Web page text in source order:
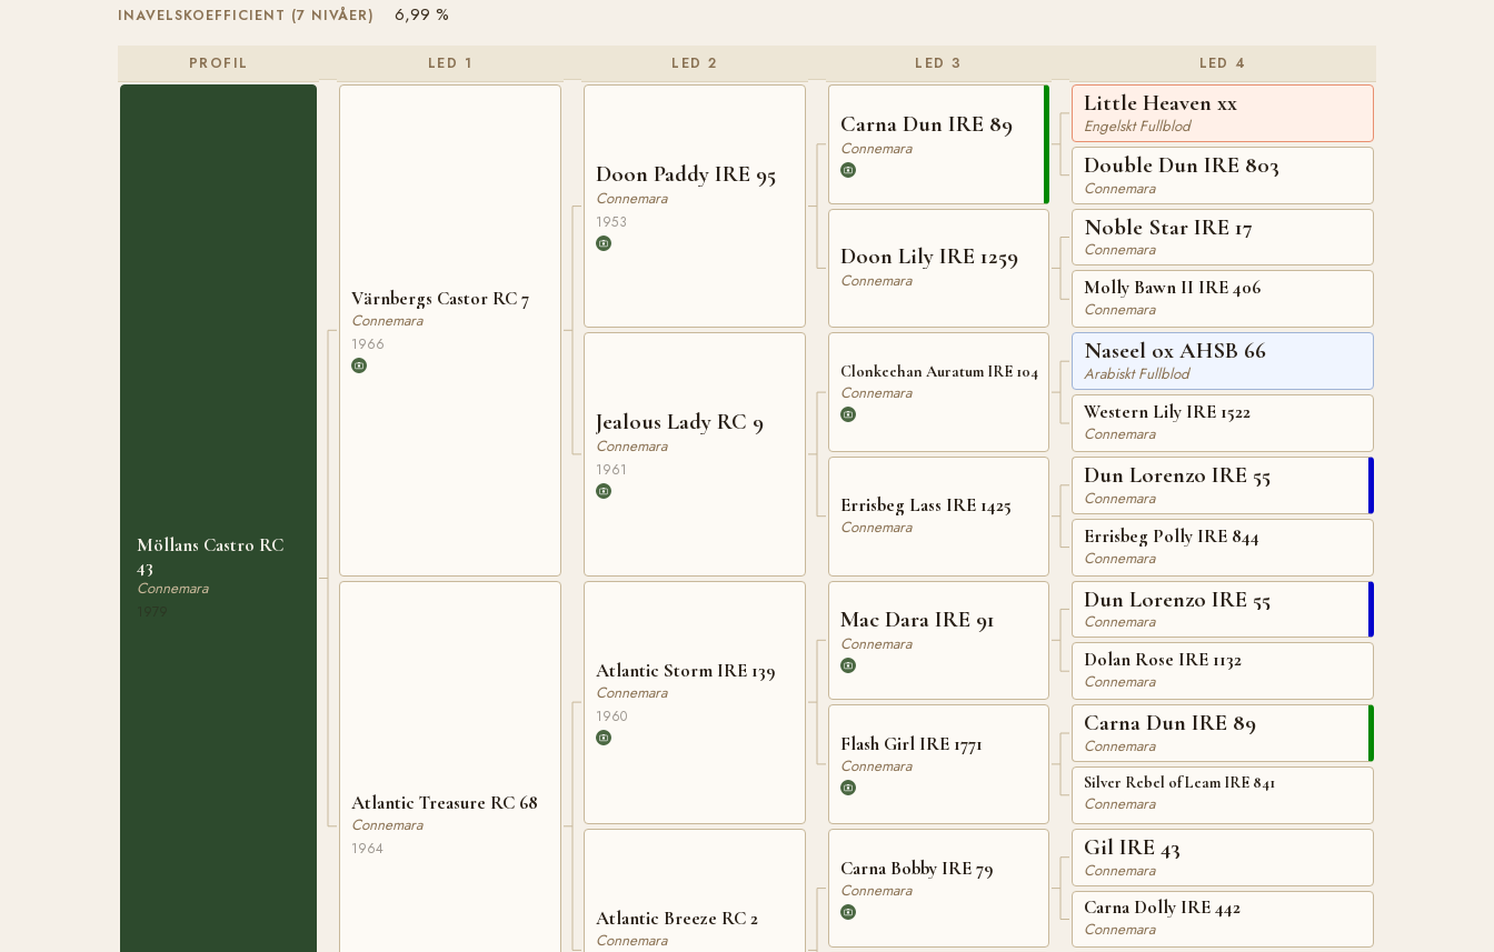
INAVELSKOEFFICIENT (7 NIVÅER) 6,99 %
PROFIL
Möllans Castro RC
43
Connemara
LED 1
Värnbergs Castor RC 7
Connemara
1966
Atlantic Treasure RC 68
Connemara
1964
LED 2
Doon Paddy IRE 95
Connemara
1953
Jealous Lady RC 9
Connemara
1961
Atlantic Storm IRE 139
Connemara
1960
Atlantic Breeze RC 2
Connemara
LED 3
Carna Dun IRE 89
Connemara
Doon Lily IRE 1259
Connemara
Clonkeehan Auratum IRE 104
Connemara
Errisbeg Lass IRE 1425
Connemara
Mac Dara IRE 91
Connemara
Flash Girl IRE 1771
Connemara
Carna Bobby IRE 79
Connemara
LED 4
Little Heaven xx
Engelskt Fullblod
Double Dun IRE 803
Connemara
Noble Star IRE 17
Connemara
Molly Bawn II IRE 406
Connemara
Naseel ox AHSB 66
Arabiskt Fullblod
Western Lily IRE 1522
Connemara
Dun Lorenzo IRE 55
Connemara
Errisbeg Polly IRE 844
Connemara
Dun Lorenzo IRE 55
Connemara
Dolan Rose IRE 1132
Connemara
Carna Dun IRE 89
Connemara
Silver Rebel of Leam IRE 841
Connemara
Gil IRE 43
Connemara
Carna Dolly IRE 442
Connemara